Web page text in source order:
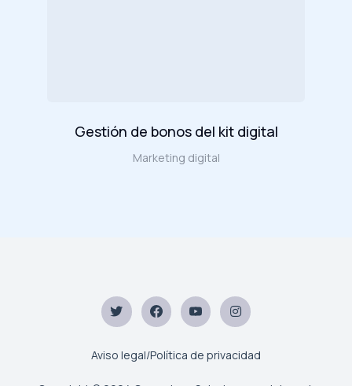
Gestión de bonos del kit digital
Marketing digital
Aviso legal/Política de privacidad